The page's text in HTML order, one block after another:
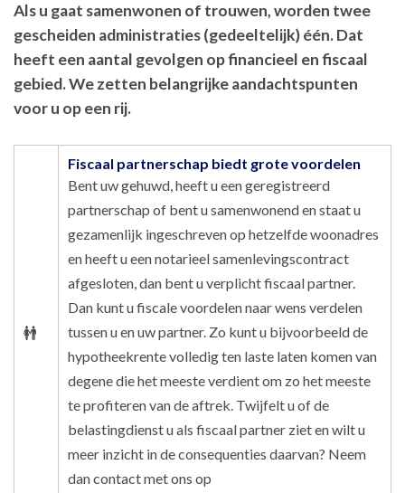
Als u gaat samenwonen of trouwen, worden twee
gescheiden administraties (gedeeltelijk) één. Dat
heeft een aantal gevolgen op financieel en fiscaal
gebied. We zetten belangrijke aandachtspunten
voor u op een rij.
Fiscaal partnerschap biedt grote voordelen
Bent uw gehuwd, heeft u een geregistreerd
partnerschap of bent u samenwonend en staat u
gezamenlijk ingeschreven op hetzelfde woonadres
en heeft u een notarieel samenlevingscontract
afgesloten, dan bent u verplicht fiscaal partner.
Dan kunt u fiscale voordelen naar wens verdelen
tussen u en uw partner. Zo kunt u bijvoorbeeld de
hypotheekrente volledig ten laste laten komen van
degene die het meeste verdient om zo het meeste
te profiteren van de aftrek. Twijfelt u of de
belastingdienst u als fiscaal partner ziet en wilt u
meer inzicht in de consequenties daarvan? Neem
dan contact met ons op